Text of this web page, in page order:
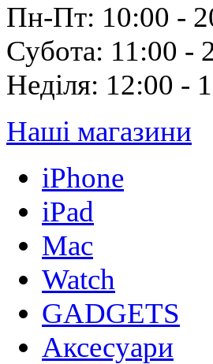
Пн-Пт: 10:00 -
Субота: 11:00 -
Неділя: 12:00 -
Наші магазини
iPhone
iPad
Mac
Watch
GADGETS
Аксесуари